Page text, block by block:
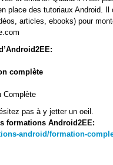
place des tutoriaux Android.
articles, ebooks) pour
complète
Complète
pas à y jetter un oeil.
formations Android2EE:
android/formation-